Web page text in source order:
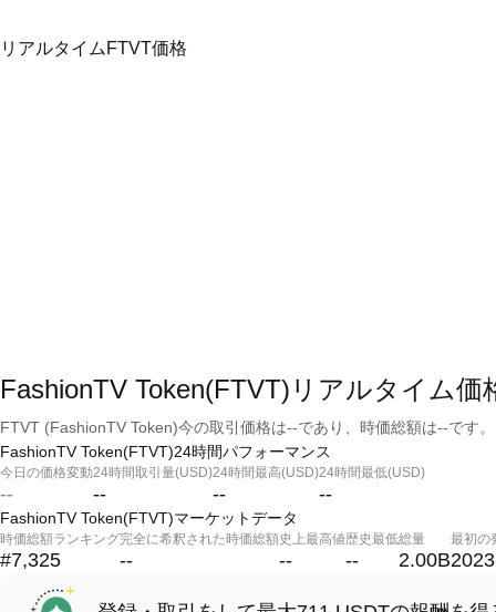
リアルタイムFTVT価格
FashionTV Token(FTVT)リアルタイム価
FTVT (FashionTV Token)今の取引価格は--であり、時価総額は--です。
FashionTV Token(FTVT)24時間パフォーマンス
今日の価格変動
--
24時間取引量(USD)
--
24時間最高(USD)
--
24時間最低(USD)
--
FashionTV Token(FTVT)マーケットデータ
時価総額ランキング
#7,325
完全に希釈された時価総額
--
史上最高値
--
歴史最低
--
総量
2.00B
最初の